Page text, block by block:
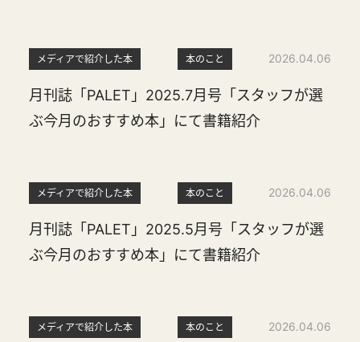
メディアで紹介した本 本のこと 2026.04.06
月刊誌「PALET」2025.7月号「スタッフが選
ぶ今月のおすすめ本」にて書籍紹介
メディアで紹介した本 本のこと 2026.04.06
月刊誌「PALET」2025.5月号「スタッフが選
ぶ今月のおすすめ本」にて書籍紹介
メディアで紹介した本 本のこと 2026.04.06